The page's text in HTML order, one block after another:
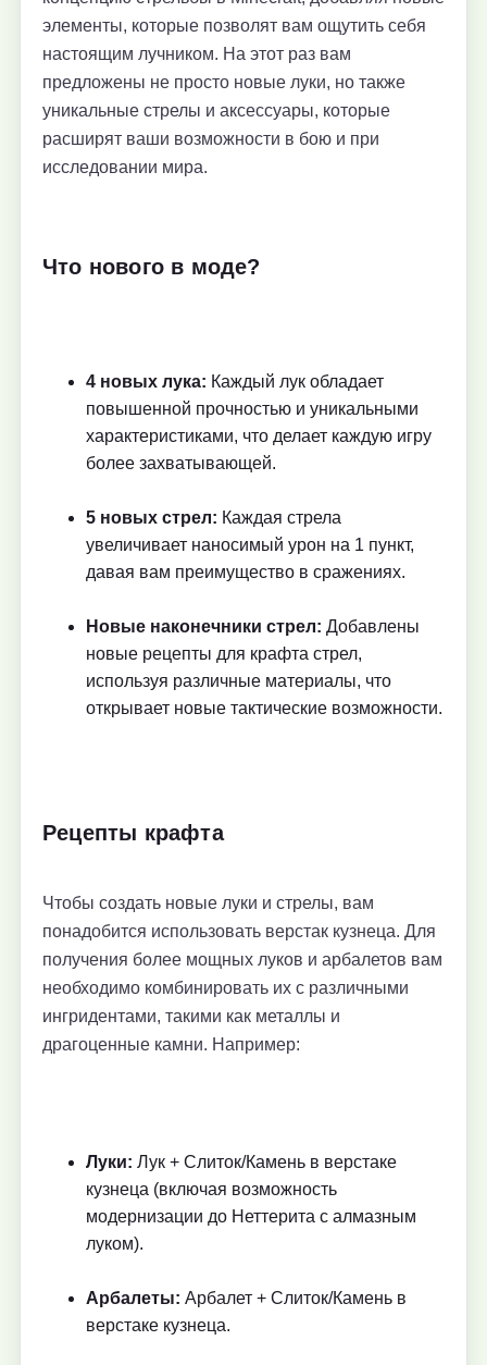
элементы, которые позволят вам ощутить себя
настоящим лучником. На этот раз вам
предложены не просто новые луки, но также
уникальные стрелы и аксессуары, которые
расширят ваши возможности в бою и при
исследовании мира.
Что нового в моде?
4 новых лука: Каждый лук обладает
повышенной прочностью и уникальными
характеристиками, что делает каждую игру
более захватывающей.
5 новых стрел: Каждая стрела
увеличивает наносимый урон на 1 пункт,
давая вам преимущество в сражениях.
Новые наконечники стрел: Добавлены
новые рецепты для крафта стрел,
используя различные материалы, что
открывает новые тактические возможности.
Рецепты крафта
Чтобы создать новые луки и стрелы, вам
понадобится использовать верстак кузнеца. Для
получения более мощных луков и арбалетов вам
необходимо комбинировать их с различными
ингридентами, такими как металлы и
драгоценные камни. Например:
Луки: Лук + Слиток/Камень в верстаке
кузнеца (включая возможность
модернизации до Неттерита с алмазным
луком).
Арбалеты: Арбалет + Слиток/Камень в
верстаке кузнеца.